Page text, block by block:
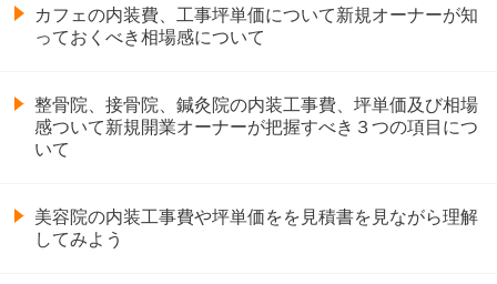
カフェの内装費、工事坪単価について新規オーナーが知
っておくべき相場感について
整骨院、接骨院、鍼灸院の内装工事費、坪単価及び相場
感ついて新規開業オーナーが把握すべき３つの項目につ
いて
美容院の内装工事費や坪単価をを見積書を見ながら理解
してみよう